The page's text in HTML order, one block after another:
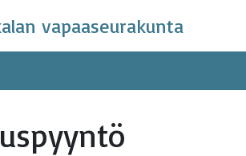
vapaaseurakunta